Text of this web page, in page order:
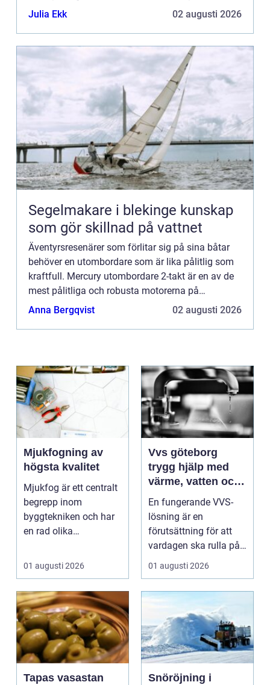
marknaden. För att få ut det mesta av din Mercury
Julia Ekk 02 augusti 2026
Segelmakare i blekinge kunskap
som gör skillnad på vattnet
Äventyrsresenärer som förlitar sig på sina båtar
behöver en utombordare som är lika pålitlig som
kraftfull. Mercury utombordare 2-takt är en av de
mest pålitliga och robusta motorerna på
marknaden. För att få ut det mesta av din Mercury
Anna Bergqvist 02 augusti 2026
Mjukfogning av
högsta kvalitet
Mjukfog är ett centralt
begrepp inom
byggtekniken och har
en rad olika
01 augusti 2026
Vvs göteborg
trygg hjälp med
värme, vatten och
sanitet
En fungerande VVS-
lösning är en
förutsättning för att
vardagen ska rulla på.
När värmen strular,
01 augusti 2026
Tapas vasastan
Snöröjning i